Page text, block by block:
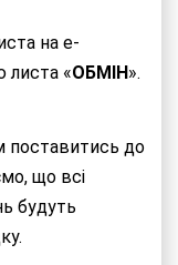
на e-
листа «ОБМІН».
поставитись до
що всі
будуть